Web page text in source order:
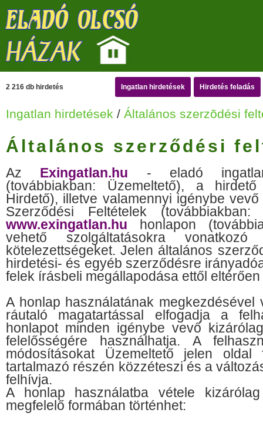
2 216 db hirdetés Ingatlan hirdetések Hirdetés feladás
Ingatlan hirdetések / Általános szerzõdési
Általános szerződési
Az Exingatlan.hu - eladó
(továbbiakban: Üzemeltető), a
Hirdető), illetve valamennyi igénybe
Szerződési Feltételek
www.exingatlan.hu honlapon
vehető szolgáltatásokra
kötelezettségeket. Jelen általános
hirdetési- és egyéb szerződésre
felek írásbeli megállapodása ettől
A honlap használatának megkezdésével
ráutaló magatartással elfogadja a
honlapot minden igénybe vevő
felelősségére használhatja. A
módosításokat Üzemeltető jelen oldal
tartalmazó részén közzéteszi és a
felhívja.
A honlap használatba vétele
megfelelő formában történhet: